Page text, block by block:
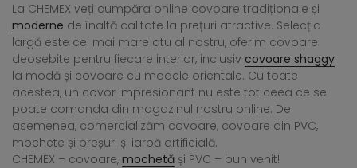
La CHEMEX veți cumpăra online covoare tradiționale și
moderne de înaltă calitate la prețuri atractive. Selecția
largă este cel mai mare atu al nostru, oferim covoare
deosebite pentru fiecare interior, inclusiv covoare shaggy
la modă și covoare cu modele orientale. Cu toate
acestea, un covor impresionant nu este tot ceea ce se
poate comanda din magazinul nostru online. De
asemenea, comercializăm covoare, covoare din PVC,
mochete și preșuri și iarbă artificială.
CHEMEX – covoare, mochetă și PVC – bun venit!